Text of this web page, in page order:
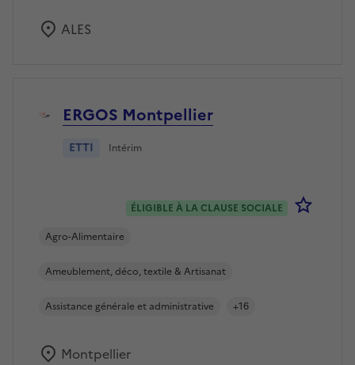
ALES
ERGOS Montpellier
ETTI Intérim
ÉLIGIBLE À LA CLAUSE SOCIALE
Agro-Alimentaire
Ameublement, déco, textile & Artisanat
Assistance générale et administrative +16
Montpellier